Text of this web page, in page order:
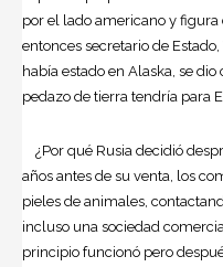
por el lado americano y
entonces secretario de
había estado en Alaska, se
pedazo de tierra tendría para
¿Por qué Rusia decidió
años antes de su venta, los
pieles de animales,
incluso una sociedad
principio funcionó pero